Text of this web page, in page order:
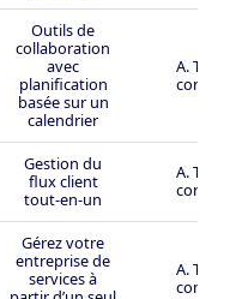
Outils de
collaboration
avec
planification
basée sur un
calendrier
A. Très
connu
Gestion du
flux client
tout-en-un
A. Très
connu
Gérez votre
entreprise de
services à
A. Très
connu